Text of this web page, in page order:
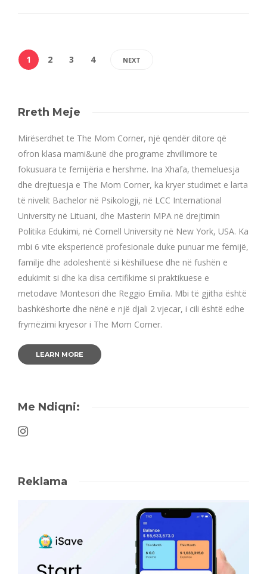
1 2 3 4 NEXT
Rreth Meje
Mirëserdhet te The Mom Corner, një qendër ditore që
ofron klasa mami&unë dhe programe zhvillimore te
fokusuara te femijëria e hershme. Ina Xhafa, themeluesja
dhe drejtuesja e The Mom Corner, ka kryer studimet e larta
të nivelit Bachelor në Psikologji, në LCC International
University në Lituani, dhe Masterin MPA në drejtimin
Politika Edukimi, në Cornell University në New York, USA. Ka
mbi 6 vite eksperiencë profesionale duke punuar me fëmijë,
familje dhe adoleshentë si këshilluese dhe në fushën e
edukimit si dhe ka disa certifikime si praktikuese e
metodave Montesori dhe Reggio Emilia. Mbi të gjitha është
bashkëshorte dhe nënë e një djali 2 vjecar, i cili është edhe
frymëzimi kryesor i The Mom Corner.
LEARN MORE
Me Ndiqni:
Reklama